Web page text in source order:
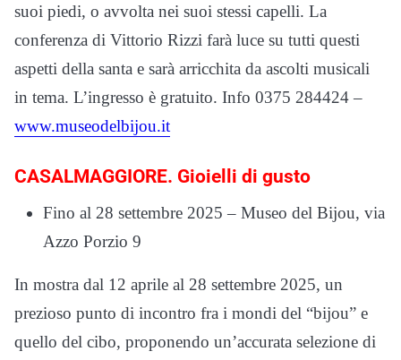
suoi piedi, o avvolta nei suoi stessi capelli. La
conferenza di Vittorio Rizzi farà luce su tutti questi
aspetti della santa e sarà arricchita da ascolti musicali
in tema. L’ingresso è gratuito. Info 0375 284424 –
www.museodelbijou.it
CASALMAGGIORE. Gioielli di gusto
Fino al 28 settembre 2025 – Museo del Bijou, via
Azzo Porzio 9
In mostra dal 12 aprile al 28 settembre 2025, un
prezioso punto di incontro fra i mondi del “bijou” e
quello del cibo, proponendo un’accurata selezione di